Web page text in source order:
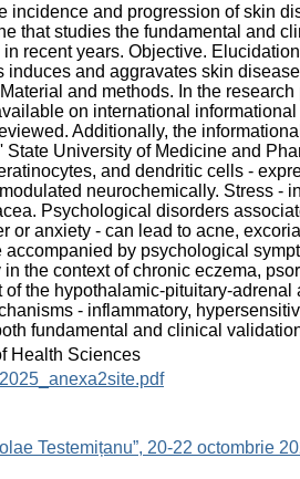
incidence and progression of skin
that studies the fundamental and
recent years. Objective.
and aggravates skin
and methods. In the research
on international informational
Additionally, the informational
University of Medicine and
and dendritic cells -
neurochemically. Stress -
Psychological disorders
or anxiety - can lead to acne,
by psychological
the context of chronic eczema,
the hypothalamic-pituitary-adrenal
- inflammatory,
fundamental and clinical
Health Sciences
Testemițanu”, 20-22 octombrie